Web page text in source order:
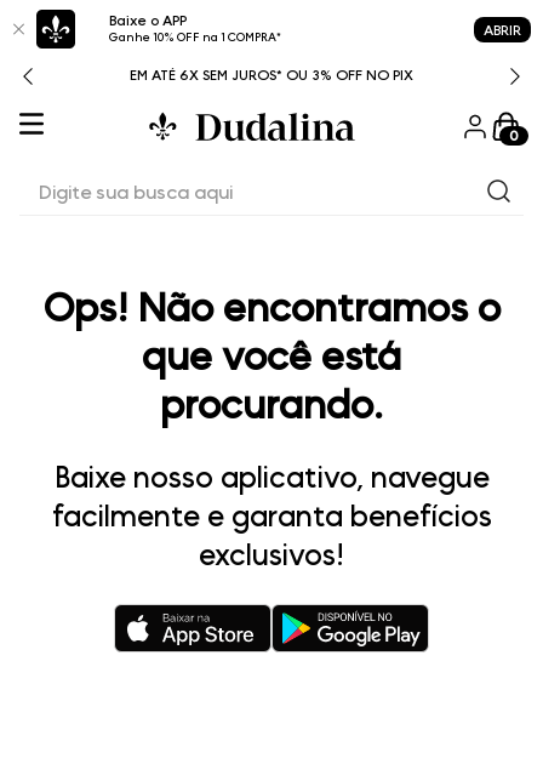
Baixe o APP
Ganhe 10% OFF na 1 COMPRA* ABRIR
EM ATÉ 6X SEM JUROS* OU 3% OFF NO PIX
0
Ops! Não encontramos o
que você está
procurando.
Baixe nosso aplicativo, navegue
facilmente e garanta benefícios
exclusivos!